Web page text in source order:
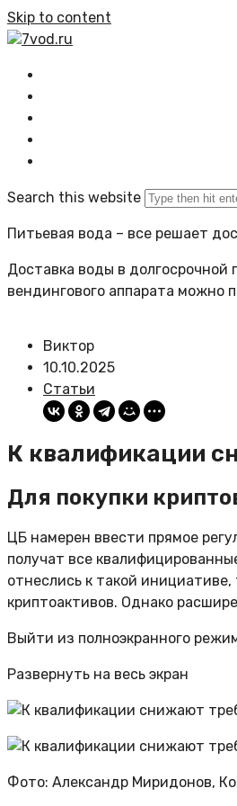
Skip to content
7vod.ru
Search this website
Питьевая вода – все решает
Доставка воды в долгосрочной
вендингового аппарата можно
Виктор
10.10.2025
Статьи
К квалификации
Для покупки
ЦБ намерен ввести прямое
получат все
отнеслись к такой
криптоактивов. Однако
Выйти из полноэкранного
Развернуть на весь экран
Фото: Александр Миридонов,